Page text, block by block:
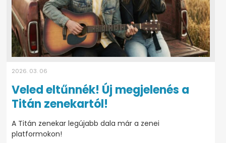
2026. 03. 06
Veled eltűnnék! Új megjelenés a
Titán zenekartól!
A Titán zenekar legújabb dala már a zenei
platformokon!